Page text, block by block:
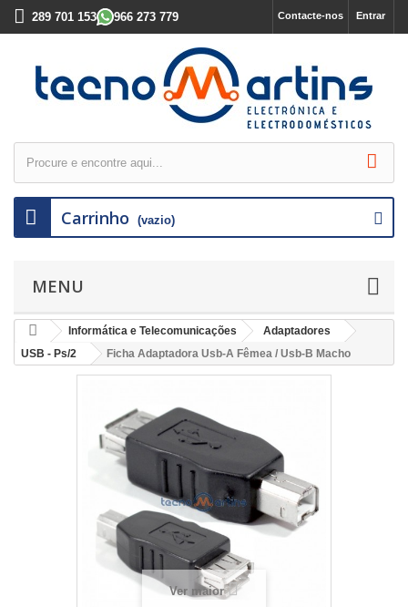
Entrar
Contacte-nos
289 701 153 966 273 779
Carrinho (vazio)
MENU
Informática e Telecomunicações
Adaptadores
USB - Ps/2
Ficha Adaptadora Usb-A Fêmea / Usb-B Macho
Ver maior